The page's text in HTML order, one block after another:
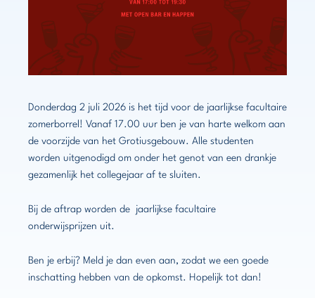
Donderdag 2 juli 2026 is het tijd voor de jaarlijkse facultaire
zomerborrel! Vanaf 17.00 uur ben je van harte welkom aan
de voorzijde van het Grotiusgebouw. Alle studenten
worden uitgenodigd om onder het genot van een drankje
gezamenlijk het collegejaar af te sluiten.
Bij de aftrap worden de jaarlijkse facultaire
onderwijsprijzen uit.
Ben je erbij? Meld je dan even aan, zodat we een goede
inschatting hebben van de opkomst. Hopelijk tot dan!